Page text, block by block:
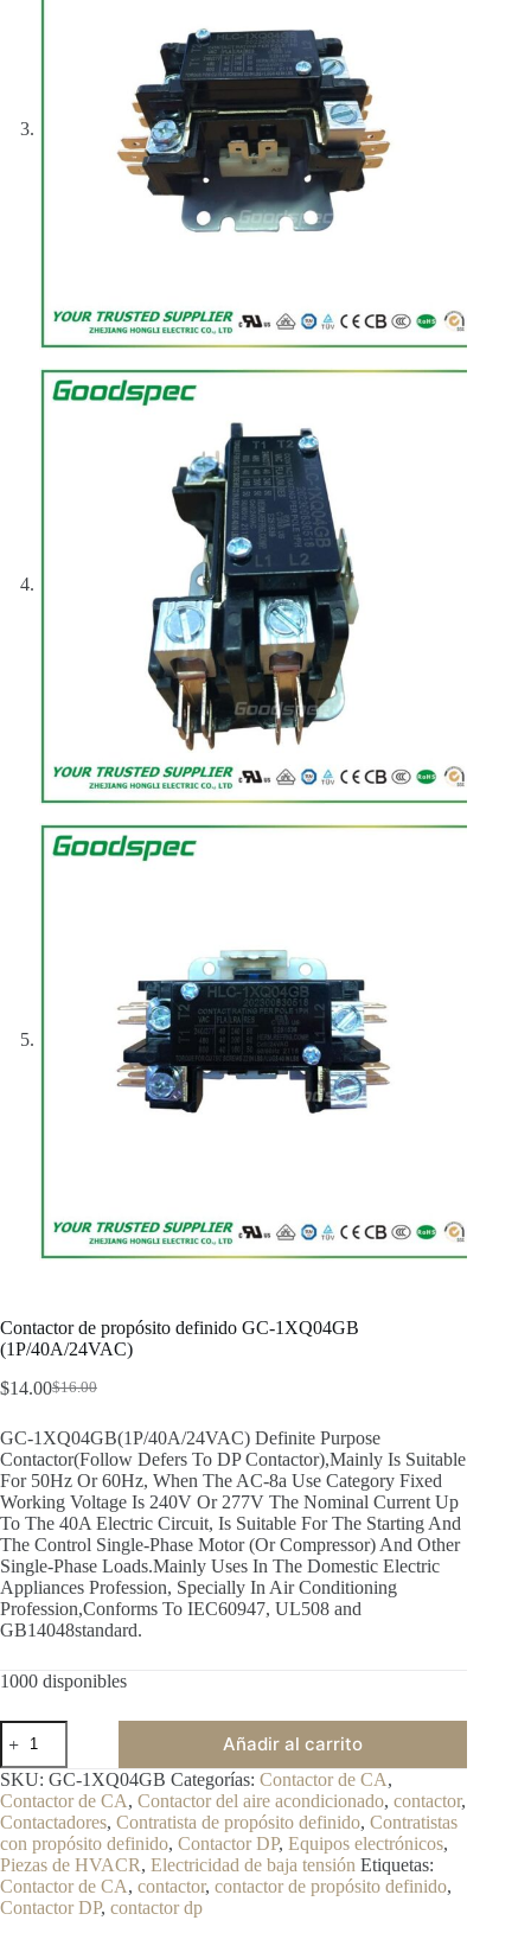
Contactor de propósito definido GC-1XQ04GB
(1P/40A/24VAC)
$16.00
$14.00
GC-1XQ04GB(1P/40A/24VAC) Definite Purpose
Contactor(Follow Defers To DP Contactor),Mainly Is Suitable
For 50Hz Or 60Hz, When The AC-8a Use Category Fixed
Working Voltage Is 240V Or 277V The Nominal Current Up
To The 40A Electric Circuit, Is Suitable For The Starting And
The Control Single-Phase Motor (Or Compressor) And Other
Single-Phase Loads.Mainly Uses In The Domestic Electric
Appliances Profession, Specially In Air Conditioning
Profession,Conforms To IEC60947, UL508 and
GB14048standard.
1000 disponibles
Añadir al carrito
SKU: GC-1XQ04GB Categorías: Contactor de CA,
Contactor de CA, Contactor del aire acondicionado, contactor,
Contactadores, Contratista de propósito definido, Contratistas
con propósito definido, Contactor DP, Equipos electrónicos,
Piezas de HVACR, Electricidad de baja tensión Etiquetas:
Contactor de CA, contactor, contactor de propósito definido,
Contactor DP, contactor dp